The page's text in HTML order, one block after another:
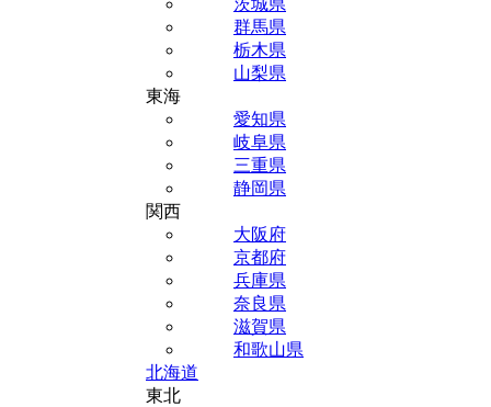
茨城県
群馬県
栃木県
山梨県
東海
愛知県
岐阜県
三重県
静岡県
関西
大阪府
京都府
兵庫県
奈良県
滋賀県
和歌山県
北海道
東北